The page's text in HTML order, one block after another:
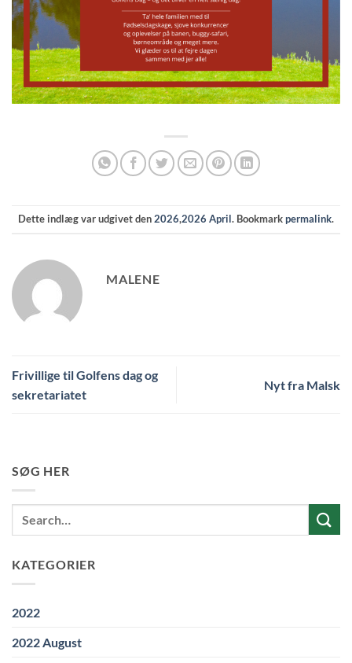
Dette indlæg var udgivet den2026,2026 April. Bookmarkpermalink.
MALENE
Frivillige til Golfens dag og
sekretariatet
Nyt fra Malsk
SØG HER
KATEGORIER
2022
2022 August